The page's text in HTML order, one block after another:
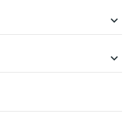

